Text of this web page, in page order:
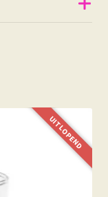
UITLOPEND